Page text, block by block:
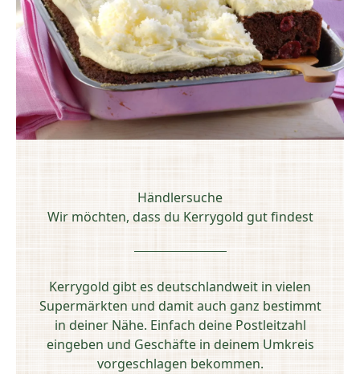
Händlersuche
Wir möchten, dass du Kerrygold gut findest
Kerrygold gibt es deutschlandweit in vielen
Supermärkten und damit auch ganz bestimmt
in deiner Nähe. Einfach deine Postleitzahl
eingeben und Geschäfte in deinem Umkreis
vorgeschlagen bekommen.